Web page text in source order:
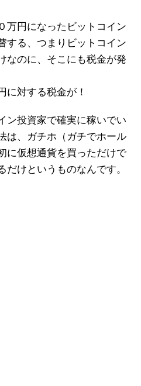
万円になったビットコイン
する、つまりビットコイン
なのに、そこにも税金が発
に対する税金が！
ン投資家で確実に稼いでい
は、ガチホ（ガチでホール
に仮想通貨を買っただけで
けというものなんです。